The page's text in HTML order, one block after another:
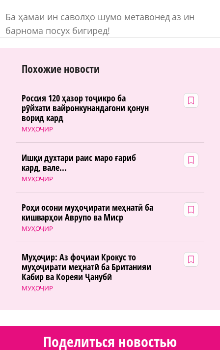
Ба ҳамаи ин саволҳо шумо метавонед аз ин
барнома посух бигиред!
Похожие новости
МУҲОҶИР
Россия 120 ҳазор тоҷикро ба
рӯйхати вайронкунандагони қонун
ворид кард
МУҲОҶИР
Ишқи духтари раис маро ғариб
кард, вале...
МУҲОҶИР
Роҳи осони муҳоҷирати меҳнатӣ ба
кишварҳои Аврупо ва Миср
МУҲОҶИР
Муҳоҷир: Аз фоҷиаи Крокус то
муҳоҷирати меҳнатӣ ба Британияи
Кабир ва Кореяи Ҷанубӣ
Поделиться новостью